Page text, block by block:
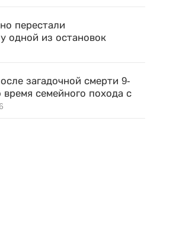
перестали
одной из остановок
загадочной смерти 9-
время семейного похода с